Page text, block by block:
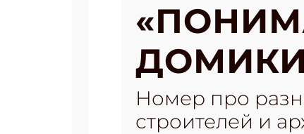
ДОМИКИ
Номер про
строителей и